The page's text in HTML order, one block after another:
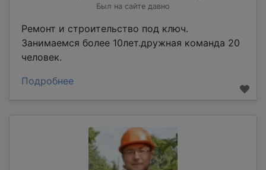
Был на сайте давно
Ремонт и строительство под ключ.
Занимаемся более 10лет.дружная команда 20
человек.
Подробнее